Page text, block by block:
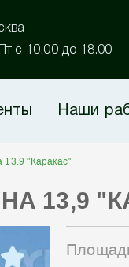
с 10.00 до 18.00
Наши
13,9 "Каракас"
13,9